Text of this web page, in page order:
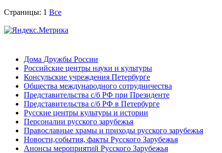
Страницы: 1 Все
Дома Дружбы России
Российские центры науки и культуры
Консульские учреждения Петербурге
Общества международного сотрудничества
Представительства с/б РФ при Президенте
Представительства с/б РФ в Петербурге
Русские центры культуры и истории
Персоналии русского зарубежья
Православные храмы и приходы русского зарубежья
Новости,события, факты Русского Зарубежья
Анонсы мероприятий Русского Зарубежья